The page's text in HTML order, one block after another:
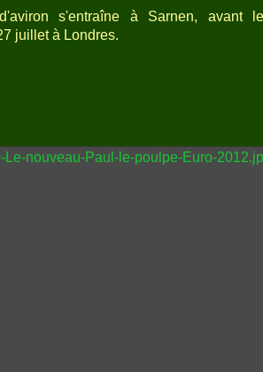
s'entraîne à Sarnen, avant
juillet à Londres.